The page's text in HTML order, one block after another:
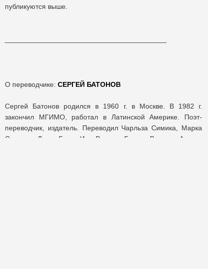
публикуются выше.
О переводчике: СЕРГЕЙ БАТОНОВ
Сергей Батонов родился в 1960 г. в Москве. В 1982 г.
закончил МГИМО, работал в Латинской Америке. Поэт-
переводчик, издатель. Переводил Чарльза Симика, Марка
Стрэнда, Луизу Глюк, Иду Витале, Бланку Варела, Артуро